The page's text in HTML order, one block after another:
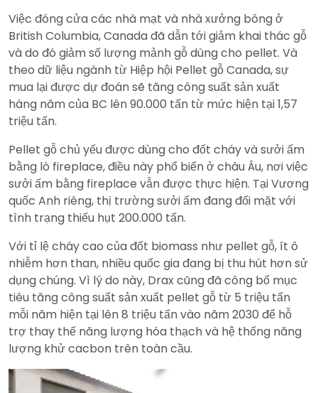
Việc đóng cửa các nhà mạt và nhà xưởng bông ở
British Columbia, Canada đã dẫn tới giảm khai thác gỗ
và do đó giảm số lượng mảnh gỗ dùng cho pellet. Và
theo dữ liệu ngành từ Hiệp hội Pellet gỗ Canada, sự
mua lại được dự đoán sẽ tăng công suất sản xuất
hàng năm của BC lên 90.000 tấn từ mức hiện tại 1,57
triệu tấn.
Pellet gỗ chủ yếu được dùng cho đốt cháy và sưởi ấm
bằng lò fireplace, điều này phổ biến ở châu Âu, nơi việc
sưởi ấm bằng fireplace vẫn được thực hiện. Tại Vương
quốc Anh riêng, thị trường sưởi ấm đang đối mặt với
tình trạng thiếu hụt 200.000 tấn.
Với tỉ lệ cháy cao của đốt biomass như pellet gỗ, ít ô
nhiễm hơn than, nhiều quốc gia đang bị thu hút hơn sử
dụng chúng. Vì lý do này, Drax cũng đã công bố mục
tiêu tăng công suất sản xuất pellet gỗ từ 5 triệu tấn
mỗi năm hiện tại lên 8 triệu tấn vào năm 2030 để hỗ
trợ thay thế năng lượng hóa thạch và hệ thống năng
lượng khử cacbon trên toàn cầu.